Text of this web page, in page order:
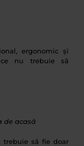
ergonomic și
nu trebuie să
de acasă
trebuie să fie doar